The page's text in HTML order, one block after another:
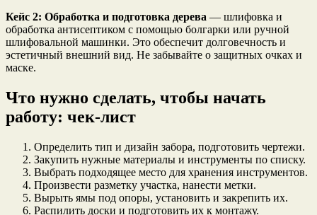
Кейс 2: Обработка и подготовка дерева — шлифовка и
обработка антисептиком с помощью болгарки или ручной
шлифовальной машинки. Это обеспечит долговечность и
эстетичный внешний вид. Не забывайте о защитных очках и
маске.
Что нужно сделать, чтобы начать
работу: чек-лист
Определить тип и дизайн забора, подготовить чертежи.
Закупить нужные материалы и инструменты по списку.
Выбрать подходящее место для хранения инструментов.
Произвести разметку участка, нанести метки.
Вырыть ямы под опоры, установить и закрепить их.
Распилить доски и подготовить их к монтажу.